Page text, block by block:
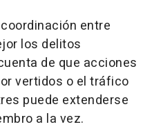
entre
los delitos
de que acciones
vertidos o el tráfico
puede extenderse
a la vez.